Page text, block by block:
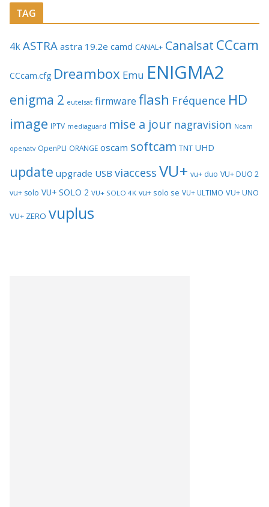
TAG
4kASTRA astra 19.2e camd CANAL+ Canalsat CCcam
CCcam.cfg Dreambox Emu ENIGMA2
enigma 2 eutelsat firmware flash Fréquence HD
image IPTV mediaguard mise a jour nagravision Ncam
openatv OpenPLI ORANGE oscam softcam TNT UHD
update upgrade USB viaccess VU+ vu+ duo VU+ DUO 2
vu+ solo VU+ SOLO 2 VU+ SOLO 4K vu+ solo se VU+ ULTIMO VU+ UNO
VU+ ZERO vuplus